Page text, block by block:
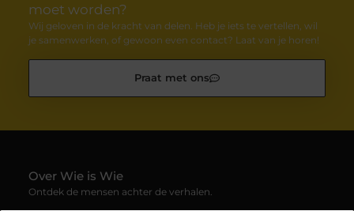
moet worden?
Wij geloven in de kracht van delen. Heb je iets te vertellen, wil
je samenwerken, of gewoon even contact? Laat van je horen!
Praat met ons
Over Wie is Wie
Ontdek de mensen achter de verhalen.